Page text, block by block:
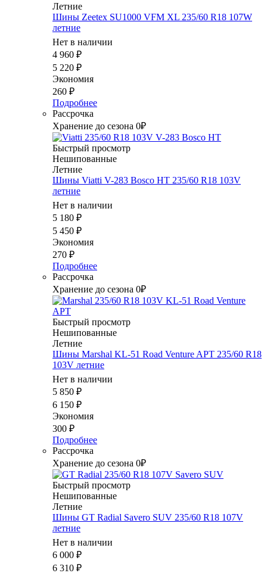
Летние
Шины Zeetex SU1000 VFM XL 235/60 R18 107W
летние
Нет в наличии
4 960 ₽
5 220 ₽
Экономия
260 ₽
Подробнее
Рассрочка
Хранение до сезона 0₽
Быстрый просмотр
Нешипованные
Летние
Шины Viatti V-283 Bosco HT 235/60 R18 103V
летние
Нет в наличии
5 180 ₽
5 450 ₽
Экономия
270 ₽
Подробнее
Рассрочка
Хранение до сезона 0₽
Быстрый просмотр
Нешипованные
Летние
Шины Marshal KL-51 Road Venture APT 235/60 R18
103V летние
Нет в наличии
5 850 ₽
6 150 ₽
Экономия
300 ₽
Подробнее
Рассрочка
Хранение до сезона 0₽
Быстрый просмотр
Нешипованные
Летние
Шины GT Radial Savero SUV 235/60 R18 107V
летние
Нет в наличии
6 000 ₽
6 310 ₽